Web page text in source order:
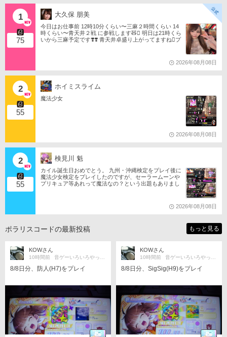
1
75
大久保 朋美
今日はお仕事前 12時10分くらい〜三麻２時間くらい 14
時くらい〜青天井２戦 に参戦します🧸󾬏 明日は21時くら
いから三麻予定です❣️❣️ 青天井卓盛り上がってますね󾬌️プ
2026年08月08日
2
55
ホイミスライム
魔法少女
2026年08月08日
2
55
検見川 魁
カイル誕生日おめでとう。 九州・沖縄検定をプレイ後に
魔法少女検定をプレイしたのですが、セーラームーンや
プリキュア等あれって魔法なの？という出題もありまし
2026年08月08日
ポラリスコードの最新投稿 もっと見る
KOWさん
10時間前 音ゲーいろいろやってます
8/8日分、防人(H7)をプレイ
KOWさん
10時間前 音ゲーいろいろやってます
8/8日分、SigSig(H9)をプレイ